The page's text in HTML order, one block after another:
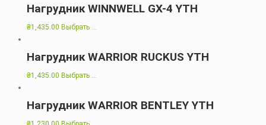
Нагрудник WINNWELL GX-4 YTH
₴1,435.00 Выбрать ...
Нагрудник WARRIOR RUCKUS YTH
₴1,435.00 Выбрать ...
Нагрудник WARRIOR BENTLEY YTH